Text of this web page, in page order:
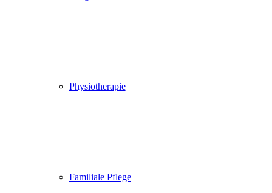
Physiotherapie
Familiale Pflege